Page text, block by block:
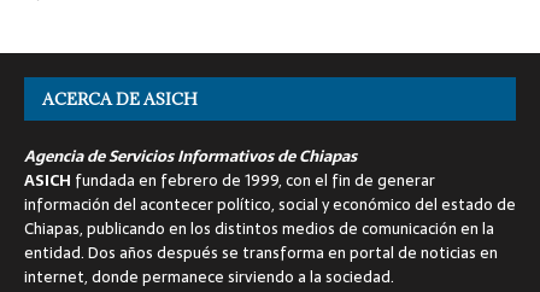
ACERCA DE ASICH
Agencia de Servicios Informativos de Chiapas
ASICH fundada en febrero de 1999, con el fin de generar
información del acontecer político, social y económico del estado de
Chiapas, publicando en los distintos medios de comunicación en la
entidad. Dos años después se transforma en portal de noticias en
internet, donde permanece sirviendo a la sociedad.